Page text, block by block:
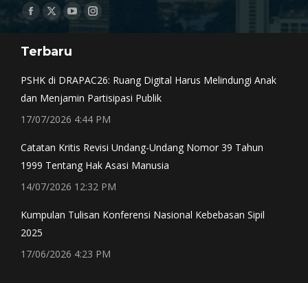
Find us on:
Facebook
opens
window
X
opens
window
YouTube
opens
Instagram
window
Terbaru
PSHK di DRAPAC26: Ruang Digital Harus Melindungi Anak
dan Menjamin Partisipasi Publik
17/07/2026 4:44 PM
Catatan Kritis Revisi Undang-Undang Nomor 39 Tahun
1999 Tentang Hak Asasi Manusia
14/07/2026 12:32 PM
Kumpulan Tulisan Konferensi Nasional Kebebasan Sipil
2025
17/06/2026 4:23 PM